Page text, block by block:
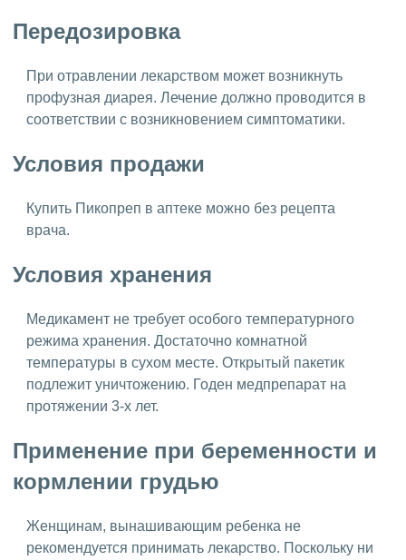
Передозировка
При отравлении лекарством может возникнуть
профузная диарея. Лечение должно проводится в
соответствии с возникновением симптоматики.
Условия продажи
Купить Пикопреп в аптеке можно без рецепта
врача.
Условия хранения
Медикамент не требует особого температурного
режима хранения. Достаточно комнатной
температуры в сухом месте. Открытый пакетик
подлежит уничтожению. Годен медпрепарат на
протяжении 3-х лет.
Применение при беременности и
кормлении грудью
Женщинам, вынашивающим ребенка не
рекомендуется принимать лекарство. Поскольку ни